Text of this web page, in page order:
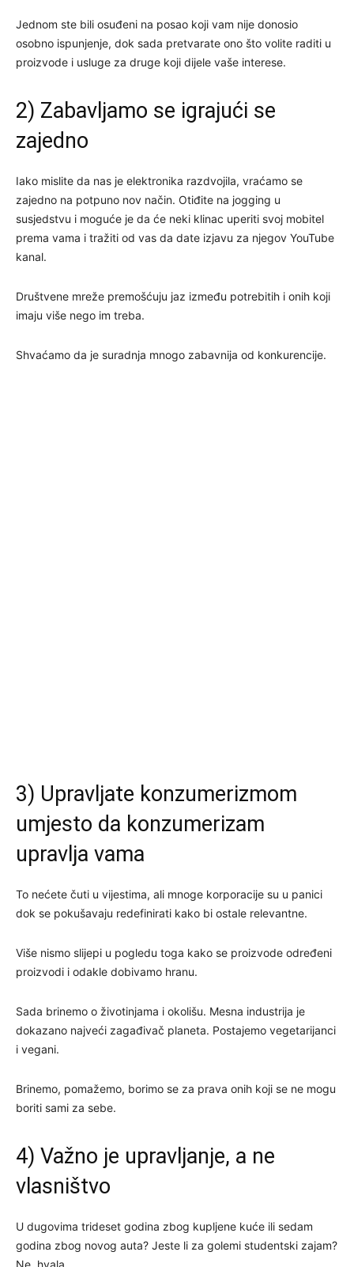
Jednom ste bili osuđeni na posao koji vam nije donosio
osobno ispunjenje, dok sada pretvarate ono što volite raditi u
proizvode i usluge za druge koji dijele vaše interese.
2) Zabavljamo se igrajući se
zajedno
Iako mislite da nas je elektronika razdvojila, vraćamo se
zajedno na potpuno nov način. Otiđite na jogging u
susjedstvu i moguće je da će neki klinac uperiti svoj mobitel
prema vama i tražiti od vas da date izjavu za njegov YouTube
kanal.
Društvene mreže premošćuju jaz između potrebitih i onih koji
imaju više nego im treba.
Shvaćamo da je suradnja mnogo zabavnija od konkurencije.
3) Upravljate konzumerizmom
umjesto da konzumerizam
upravlja vama
To nećete čuti u vijestima, ali mnoge korporacije su u panici
dok se pokušavaju redefinirati kako bi ostale relevantne.
Više nismo slijepi u pogledu toga kako se proizvode određeni
proizvodi i odakle dobivamo hranu.
Sada brinemo o životinjama i okolišu. Mesna industrija je
dokazano najveći zagađivač planeta. Postajemo vegetarijanci
i vegani.
Brinemo, pomažemo, borimo se za prava onih koji se ne mogu
boriti sami za sebe.
4) Važno je upravljanje, a ne
vlasništvo
U dugovima trideset godina zbog kupljene kuće ili sedam
godina zbog novog auta? Jeste li za golemi studentski zajam?
Ne, hvala.